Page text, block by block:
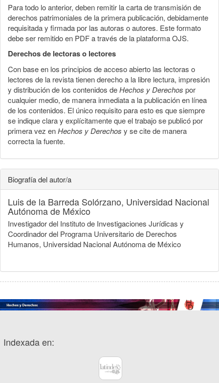
Para todo lo anterior, deben remitir la carta de transmisión de
derechos patrimoniales de la primera publicación, debidamente
requisitada y firmada por las autoras o autores. Este formato
debe ser remitido en PDF a través de la plataforma OJS.
Derechos de lectoras o lectores
Con base en los principios de acceso abierto las lectoras o
lectores de la revista tienen derecho a la libre lectura, impresión
y distribución de los contenidos deHechos y Derechos por
cualquier medio, de manera inmediata a la publicación en línea
de los contenidos. El único requisito para esto es que siempre
se indique clara y explícitamente que el trabajo se publicó por
primera vez enHechos y Derechos y se cite de manera
correcta la fuente.
Biografía del autor/a
Luis de la Barreda Solórzano, Universidad Nacional
Autónoma de México
Investigador del Instituto de Investigaciones Jurídicas y
Coordinador del Programa Universitario de Derechos
Humanos, Universidad Nacional Autónoma de México
Indexada en: